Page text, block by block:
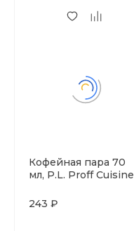
Кофейная пара 70
мл, P.L. Proff Cuisine
243 ₽